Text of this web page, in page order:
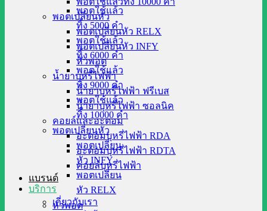
พอตใช้แล้ว
ทิ้ง 5000 คำ
พอตใช้แล้ว
ทิ้ง 6000 คำ
พอตใช้แล้ว
ทิ้ง 9000 คำ
พอตใช้แล้ว
ทิ้ง 10000 คำ
พอตเปลี่ยนหัว
พอตเปลี่ยน
หัว INFY
พอตเปลี่ยน
หัว RELX
หัวพอต
พอตเปลี่ยนหัว
พอตเปลี่ยนหัว RELX
พอตเปลี่ยนหัว INFY
หัวพอต
น้ำยาบุหรี่ไฟฟ้า
น้ำยาบุหรี่ไฟฟ้า ฟรีเบส
น้ำยาบุหรี่ไฟฟ้า ซอลนิค
คอยล์และอะตอม
อะตอมบุหรี่ไฟฟ้า RDA
อะตอมบุหรี่ไฟฟ้า RDTA
คอยล์บุหรี่ไฟฟ้า
แบรนด์
บริการ
เกี่ยวกับเรา